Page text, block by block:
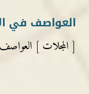
العواصف في
[ المجلات ]